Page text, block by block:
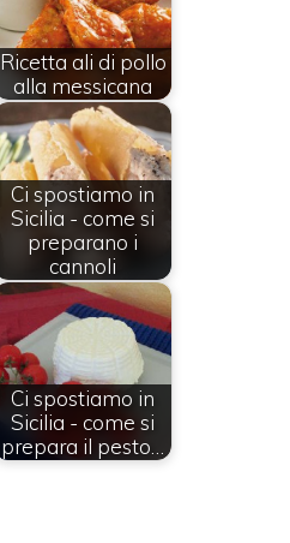
Ricetta ali di pollo
alla messicana
Ci spostiamo in
Sicilia - come si
preparano i
cannoli
Ci spostiamo in
Sicilia - come si
prepara il pesto…